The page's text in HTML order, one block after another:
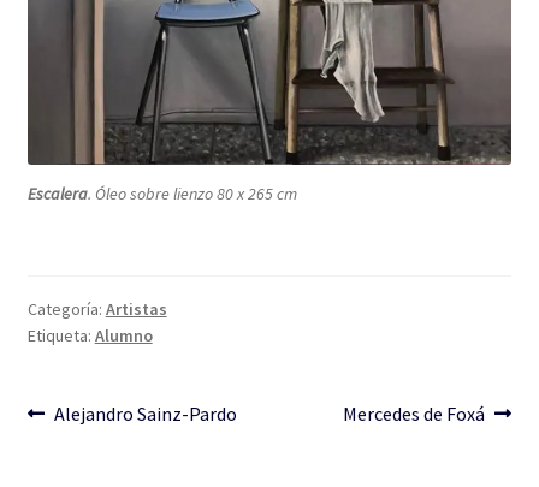
Escalera. Óleo sobre lienzo 80 x 265 cm
Categoría: Artistas
Etiqueta: Alumno
Navegación
Anterior:
Alejandro Sainz-Pardo Siguiente:
Mercedes de Foxá